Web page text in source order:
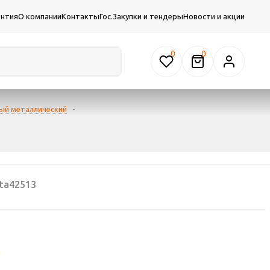
О компанииКонтактыГос.Закупки и тендерыНовости и акции
0
металлический
-